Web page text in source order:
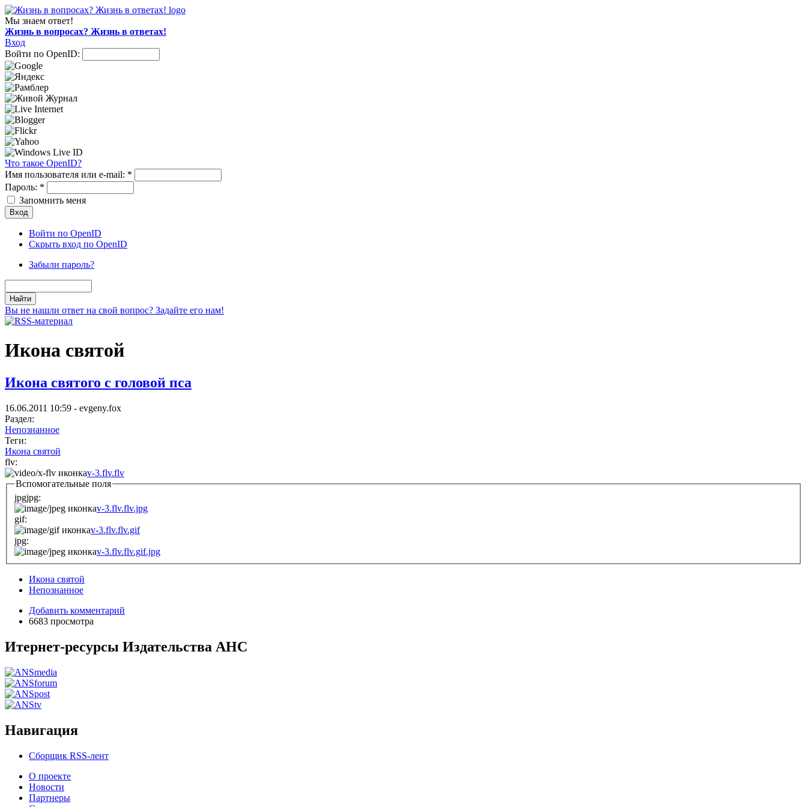
Мы знаем ответ!
Жизнь в вопросах? Жизнь в ответах!
Вход
Войти по OpenID:
Что такое OpenID?
Имя пользователя или e-mail: *
Пароль: *
Запомнить меня
Войти по OpenID
Скрыть вход по OpenID
Забыли пароль?
Вы не нашли ответ на свой вопрос? Задайте его нам!
Икона святой
Икона святого с головой пса
16.06.2011 10:59 - evgeny.fox
Раздел:
Непознанное
Теги:
Икона святой
flv:
v-3.flv.flv
Вспомогательные поля
jpgjpg:
v-3.flv.flv.jpg
gif:
v-3.flv.flv.gif
jpg:
v-3.flv.flv.gif.jpg
Икона святой
Непознанное
Добавить комментарий
6683 просмотра
Итернет-ресурсы Издательства АНС
Навигация
Сборщик RSS-лент
О проекте
Новости
Партнеры